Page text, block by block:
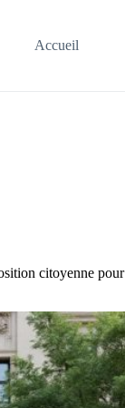
Accueil
citoyenne pour